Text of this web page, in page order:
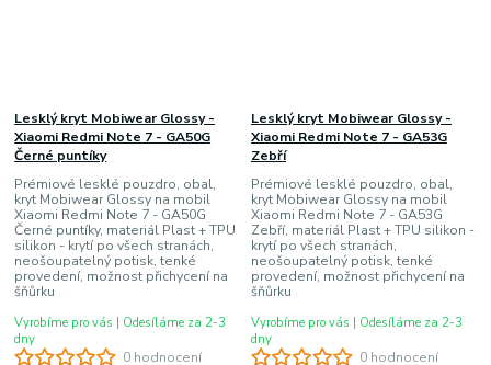
0 hodnocení
Lesklý kryt Mobiwear Glossy -
Xiaomi Redmi Note 7 - GA50G
Černé puntíky
Prémiové lesklé pouzdro, obal,
kryt Mobiwear Glossy na mobil
Xiaomi Redmi Note 7 - GA50G
Černé puntíky, materiál Plast + TPU
silikon - krytí po všech stranách,
neošoupatelný potisk, tenké
provedení, možnost přichycení na
šňůrku
Vyrobíme pro vás | Odesíláme za 2-3
dny
0 hodnocení
Lesklý kryt Mobiwear Glossy -
Xiaomi Redmi Note 7 - GA53G
Zebří
Prémiové lesklé pouzdro, obal,
kryt Mobiwear Glossy na mobil
Xiaomi Redmi Note 7 - GA53G
Zebří, materiál Plast + TPU silikon -
krytí po všech stranách,
neošoupatelný potisk, tenké
provedení, možnost přichycení na
šňůrku
Vyrobíme pro vás | Odesíláme za 2-3
dny